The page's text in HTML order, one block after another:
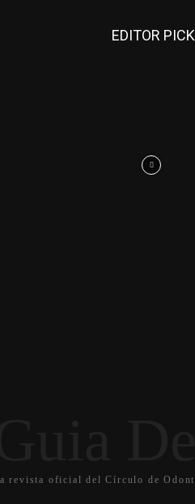
EDITOR
revista oficial del Círculo de